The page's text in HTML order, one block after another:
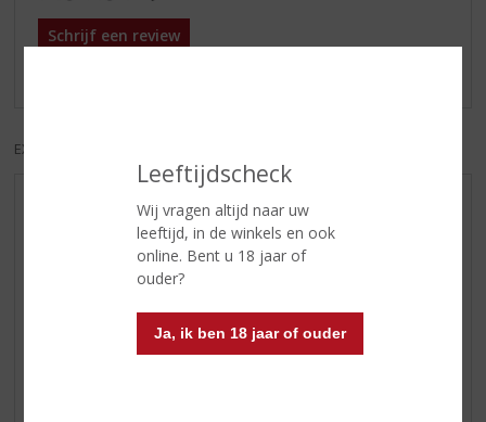
Leeftijdscheck
Wij vragen altijd naar uw
leeftijd, in de winkels en ook
online. Bent u 18 jaar of
ouder?
Ja, ik ben 18 jaar of ouder
Schrijf een review
EXCL. BTW
AANBIEDINGEN
WIJN VAN DE MAAND
WHISKY VAN DE MAAND
BIER VAN DE MAAND